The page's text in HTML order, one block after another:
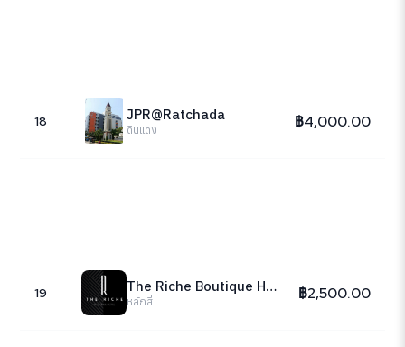
18 JPR@Ratchada
ดินแดง ฿4,000.00
19 The Riche Boutique Hotel
หลักสี่ ฿2,500.00